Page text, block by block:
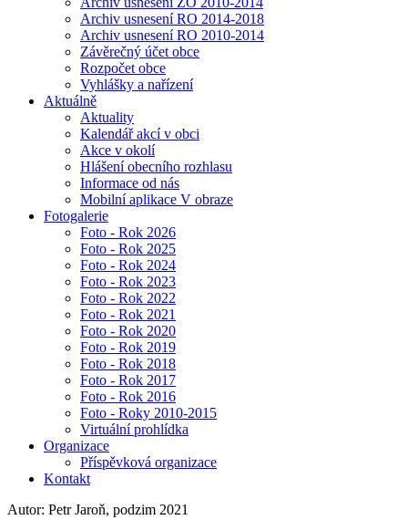
Archiv usnesení RO 2014-2018
Archiv usnesení RO 2010-2014
Závěrečný účet obce
Rozpočet obce
Vyhlášky a nařízení
Aktuálně
Aktuality
Kalendář akcí v obci
Akce v okolí
Hlášení obecního rozhlasu
Informace od nás
Mobilní aplikace V obraze
Fotogalerie
Foto - Rok 2026
Foto - Rok 2025
Foto - Rok 2024
Foto - Rok 2023
Foto - Rok 2022
Foto - Rok 2021
Foto - Rok 2020
Foto - Rok 2019
Foto - Rok 2018
Foto - Rok 2017
Foto - Rok 2016
Foto - Roky 2010-2015
Virtuální prohlídka
Organizace
Příspěvková organizace
Kontakt
Autor: Petr Jaroň, podzim 2021